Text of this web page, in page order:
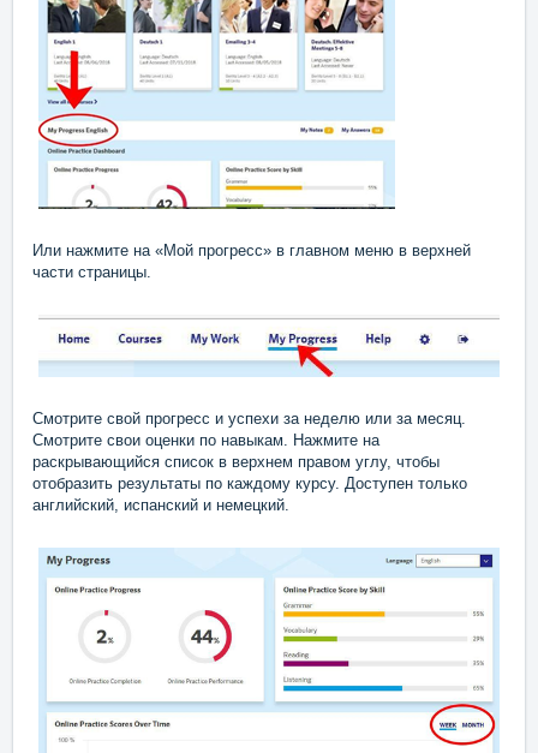
Или нажмите на «Мой прогресс» в главном меню в верхней
части страницы.
Смотрите свой прогресс и успехи за неделю или за месяц.
Смотрите свои оценки по навыкам. Нажмите на
раскрывающийся список в верхнем правом углу, чтобы
отобразить результаты по каждому курсу. Доступен только
английский, испанский и немецкий.